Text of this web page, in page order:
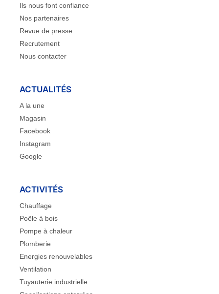
Ils nous font confiance
Nos partenaires
Revue de presse
Recrutement
Nous contacter
ACTUALITÉS
A la une
Magasin
Facebook
Instagram
Google
ACTIVITÉS
Chauffage
Poêle à bois
Pompe à chaleur
Plomberie
Energies renouvelables
Ventilation
Tuyauterie industrielle